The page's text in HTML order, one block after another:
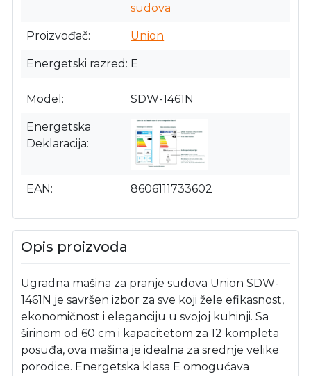
sudova
Proizvođač Union
Energetski razred E
Model SDW-1461N
Energetska
Deklaracija
EAN 8606111733602
Opis proizvoda
Ugradna mašina za pranje sudova Union SDW-
1461N je savršen izbor za sve koji žele efikasnost,
ekonomičnost i eleganciju u svojoj kuhinji. Sa
širinom od 60 cm i kapacitetom za 12 kompleta
posuđa, ova mašina je idealna za srednje velike
porodice. Energetska klasa E omogućava